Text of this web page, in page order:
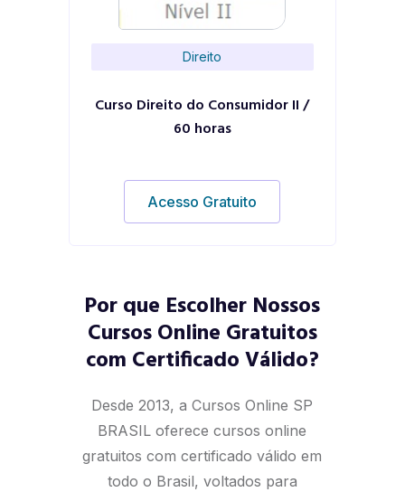
Direito
Curso Direito do Consumidor II /
60 horas
Acesso Gratuito
Por que Escolher Nossos
Cursos Online Gratuitos
com Certificado Válido?
Desde 2013, a Cursos Online SP
BRASIL oferece cursos online
gratuitos com certificado válido em
todo o Brasil, voltados para